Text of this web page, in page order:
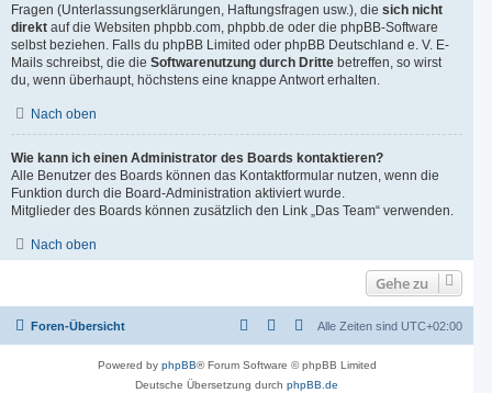
Fragen (Unterlassungserklärungen, Haftungsfragen usw.), die sich nicht
direkt auf die Websiten phpbb.com, phpbb.de oder die phpBB-Software
selbst beziehen. Falls du phpBB Limited oder phpBB Deutschland e. V. E-
Mails schreibst, die die Softwarenutzung durch Dritte betreffen, so wirst
du, wenn überhaupt, höchstens eine knappe Antwort erhalten.
Nach oben
Wie kann ich einen Administrator des Boards kontaktieren?
Alle Benutzer des Boards können das Kontaktformular nutzen, wenn die
Funktion durch die Board-Administration aktiviert wurde.
Mitglieder des Boards können zusätzlich den Link „Das Team“ verwenden.
Nach oben
Gehe zu
Foren-Übersicht Alle Zeiten sind UTC+02:00
Powered by phpBB® Forum Software © phpBB Limited
Deutsche Übersetzung durchphpBB.de